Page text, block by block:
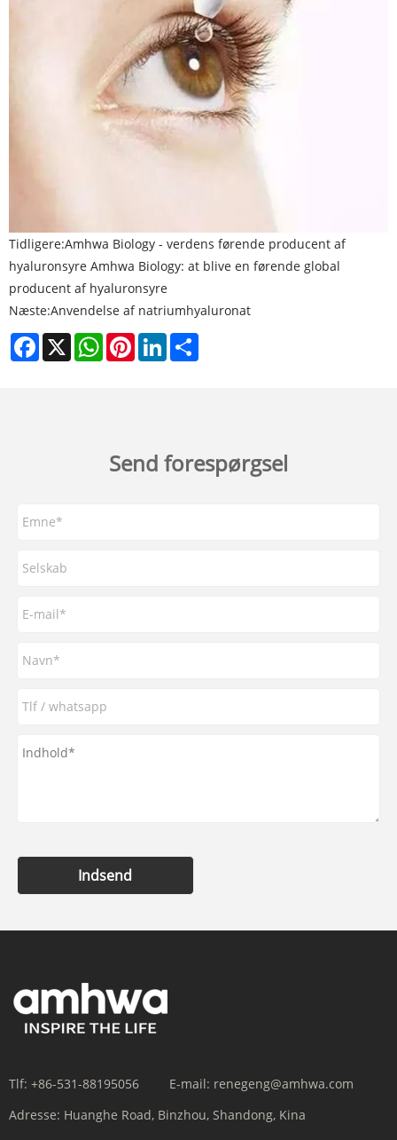
Tidligere:Amhwa Biology - verdens førende producent af
hyaluronsyre Amhwa Biology: at blive en førende global
producent af hyaluronsyre
Næste:Anvendelse af natriumhyaluronat
Facebook
X WhatsAppPinterestLinkedIn
Send forespørgsel
Indsend
Tlf: +86-531-88195056 E-mail: renegeng@amhwa.com
Adresse: Huanghe Road, Binzhou, Shandong, Kina